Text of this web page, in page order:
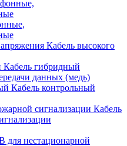
Кабель высокого
Кабель гибридный
данных (медь)
Кабель контрольный
Кабель
для нестационарной